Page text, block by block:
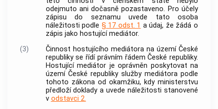
odejmuto ani dočasně pozastaveno. Pro účely
zápisu do seznamu uvede tato osoba
náležitosti podle § 17 odst. 1 a údaj, že žádá o
zápis jako hostujícímediátor.
(3)
Činnost hostujícího mediátora na území České
republiky se řídí právním řádem České republiky.
Hostující mediátor je oprávněn poskytovat na
území České republiky služby mediátora podle
tohoto zákona od okamžiku, kdy ministerstvu
předloží doklady a uvede náležitosti stanovené
v odstavci 2.